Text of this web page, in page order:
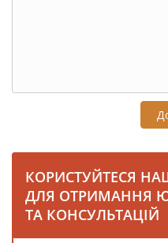
КОРИСТУЙТЕСЯ
ДЛЯ ОТРИМАННЯ
ТА КОНСУЛЬТАЦІЙ